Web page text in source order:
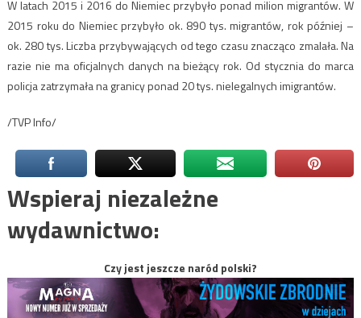
W latach 2015 i 2016 do Niemiec przybyło ponad milion migrantów. W
2015 roku do Niemiec przybyło ok. 890 tys. migrantów, rok później –
ok. 280 tys. Liczba przybywających od tego czasu znacząco zmalała. Na
razie nie ma oficjalnych danych na bieżący rok. Od stycznia do marca
policja zatrzymała na granicy ponad 20 tys. nielegalnych imigrantów.
/TVP Info/
Wspieraj niezależne
wydawnictwo:
Czy jest jeszcze naród polski?